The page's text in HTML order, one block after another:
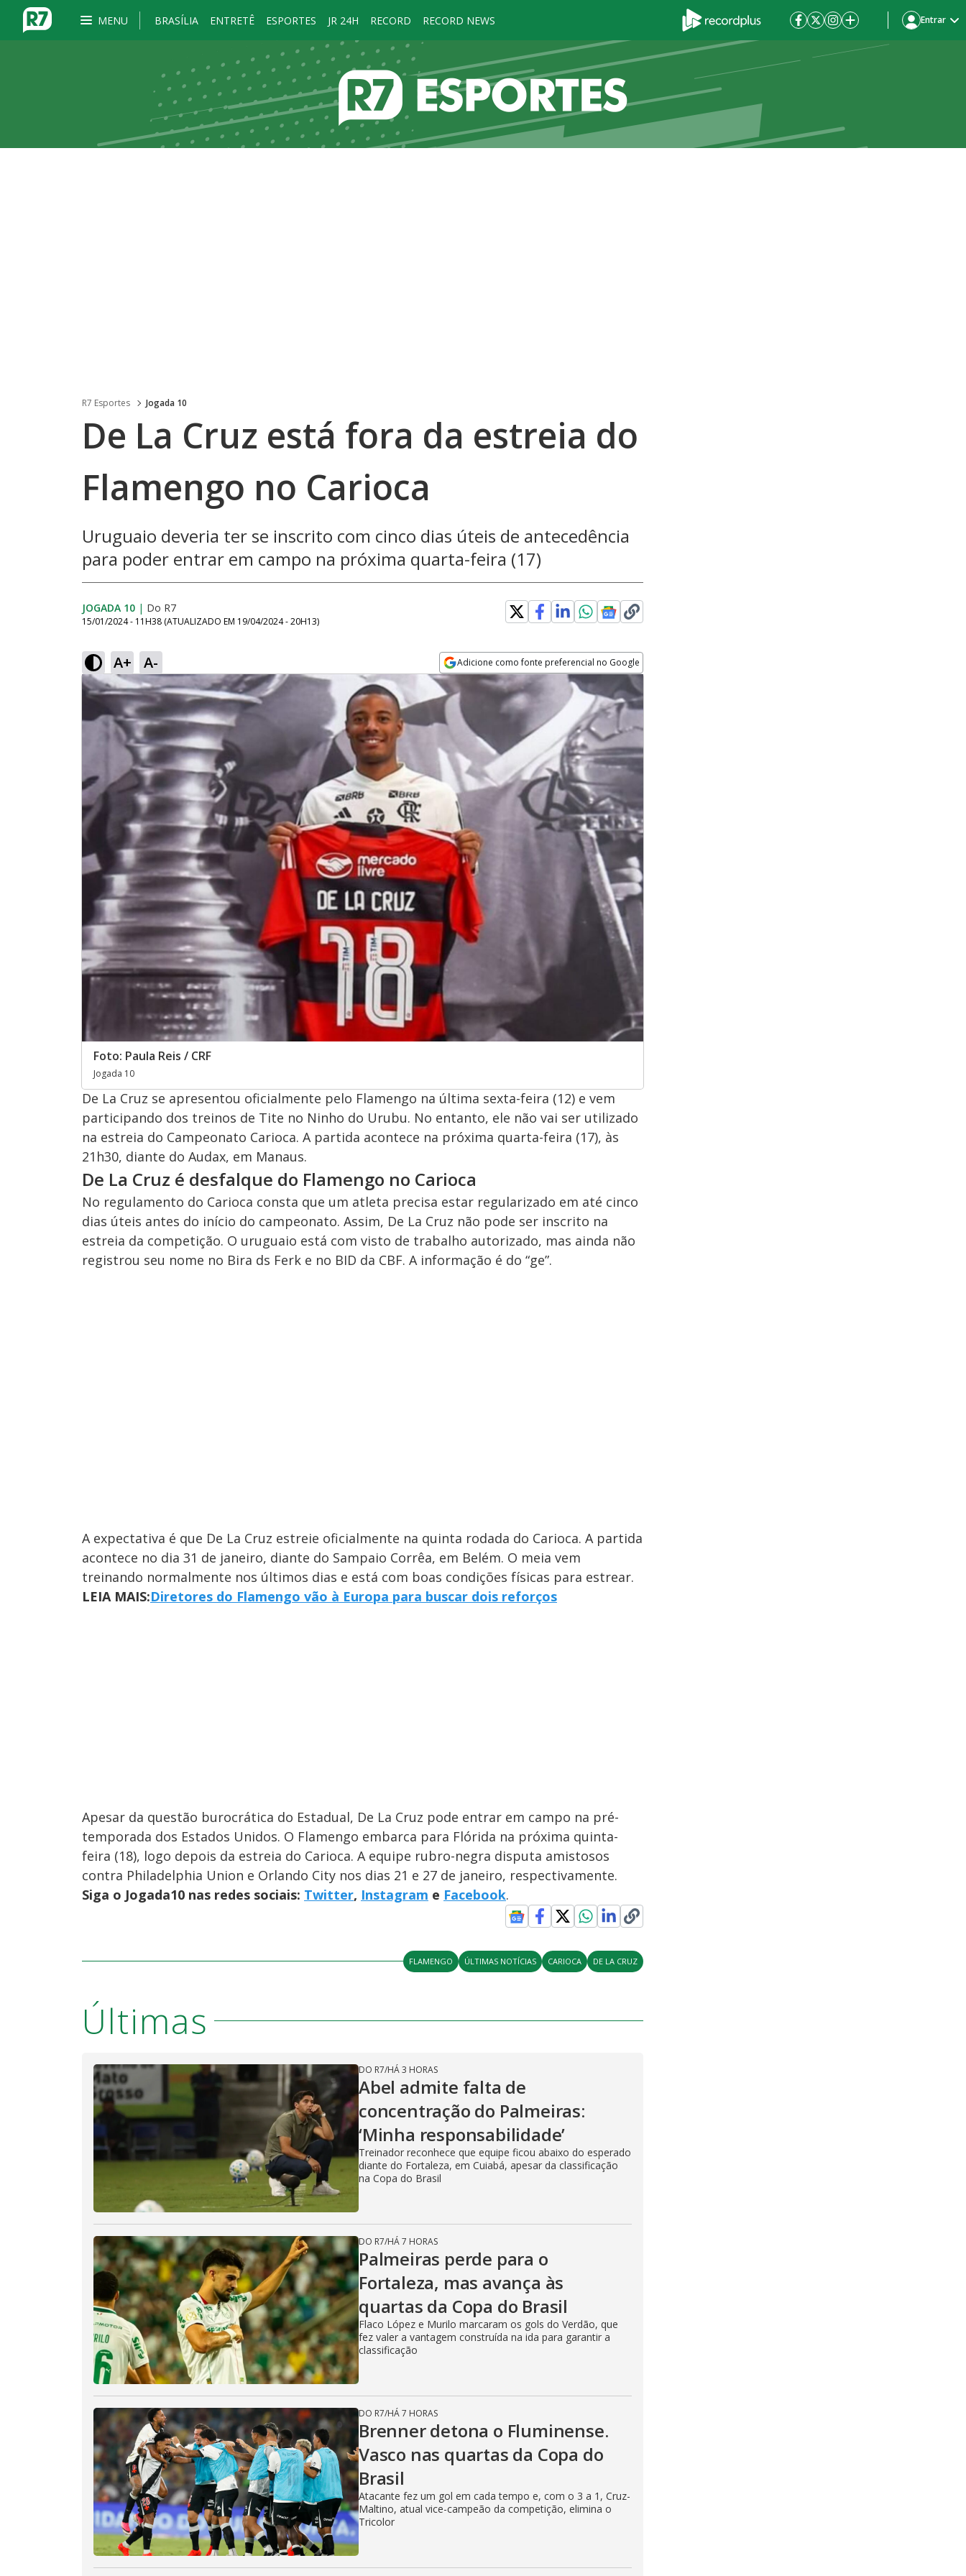
MENU BRASÍLIA ENTRETÊ ESPORTES JR 24H RECORD RECORD NEWS Entrar
R7 Esportes Jogada 10
De La Cruz está fora da estreia do
Flamengo no Carioca
Uruguaio deveria ter se inscrito com cinco dias úteis de antecedência
para poder entrar em campo na próxima quarta-feira (17)
JOGADA 10 | Do R7
15/01/2024 - 11H38 (ATUALIZADO EM 19/04/2024 - 20H13)
A+ A- Adicione como fonte preferencial no Google
Opens in new window
Foto: Paula Reis / CRF
Jogada 10
De La Cruz se apresentou oficialmente pelo Flamengo na última sexta-feira (12) e vem
participando dos treinos de Tite no Ninho do Urubu. No entanto, ele não vai ser utilizado
na estreia do Campeonato Carioca. A partida acontece na próxima quarta-feira (17), às
21h30, diante do Audax, em Manaus.
De La Cruz é desfalque do Flamengo no Carioca
No regulamento do Carioca consta que um atleta precisa estar regularizado em até cinco
dias úteis antes do início do campeonato. Assim, De La Cruz não pode ser inscrito na
estreia da competição. O uruguaio está com visto de trabalho autorizado, mas ainda não
registrou seu nome no Bira ds Ferk e no BID da CBF. A informação é do “ge”.
A expectativa é que De La Cruz estreie oficialmente na quinta rodada do Carioca. A partida
acontece no dia 31 de janeiro, diante do Sampaio Corrêa, em Belém. O meia vem
treinando normalmente nos últimos dias e está com boas condições físicas para estrear.
LEIA MAIS:Diretores do Flamengo vão à Europa para buscar dois reforços
Apesar da questão burocrática do Estadual, De La Cruz pode entrar em campo na pré-
temporada dos Estados Unidos. O Flamengo embarca para Flórida na próxima quinta-
feira (18), logo depois da estreia do Carioca. A equipe rubro-negra disputa amistosos
contra Philadelphia Union e Orlando City nos dias 21 e 27 de janeiro, respectivamente.
Siga o Jogada10 nas redes sociais: Twitter, Instagram e Facebook.
FLAMENGO ÚLTIMAS NOTÍCIAS CARIOCA DE LA CRUZ
Últimas
DO R7/HÁ 3 HORAS
Abel admite falta de
concentração do Palmeiras:
‘Minha responsabilidade’
Treinador reconhece que equipe ficou abaixo do esperado
diante do Fortaleza, em Cuiabá, apesar da classificação
na Copa do Brasil
DO R7/HÁ 7 HORAS
Palmeiras perde para o
Fortaleza, mas avança às
quartas da Copa do Brasil
Flaco López e Murilo marcaram os gols do Verdão, que
fez valer a vantagem construída na ida para garantir a
classificação
DO R7/HÁ 7 HORAS
Brenner detona o Fluminense.
Vasco nas quartas da Copa do
Brasil
Atacante fez um gol em cada tempo e, com o 3 a 1, Cruz-
Maltino, atual vice-campeão da competição, elimina o
Tricolor